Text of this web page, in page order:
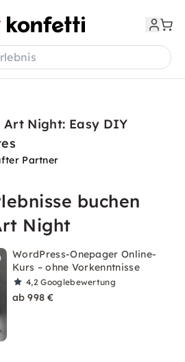
Night: Easy DIY
Partner
buchen
Night
WordPress-Onepager Online-
Kurs – ohne Vorkenntnisse
4,2Googlebewertung
ab 998 €